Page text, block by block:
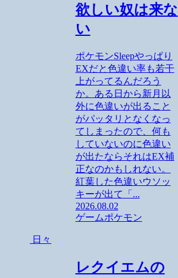
欲しい奴は来な
い
ポケモンSleepやっぱり
EXだと色違い率も若干
上がってるんだろう
か。ある日から新月以
外に色違いが出ること
がパッタリとなくなっ
てしまったので、何も
していないのに色違い
が出たならそれはEX補
正なのかもしれない。
紅葉した色違いウソッ
キーが出て「...
2026.08.02
ゲームポケモン
日々
レクイエムの